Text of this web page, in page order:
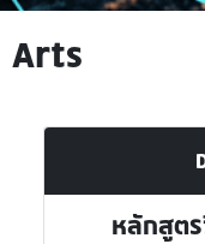
Arts
หลักสูต